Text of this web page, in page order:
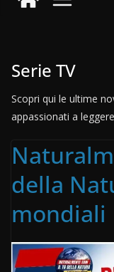
Serie TV
Scopri qui le ultime
appassionati a
della
mondiali